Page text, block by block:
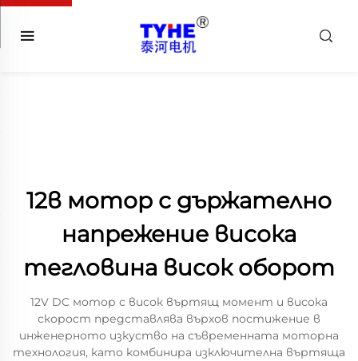
12в мотор с държателно
напрежение висока
тегловина висок оборот
12V DC мотор с висок въртящ момент и висока
скорост представлява върхов постижение в
инженерното изкуство на съвременната моторна
технология, като комбинира изключителна въртяща